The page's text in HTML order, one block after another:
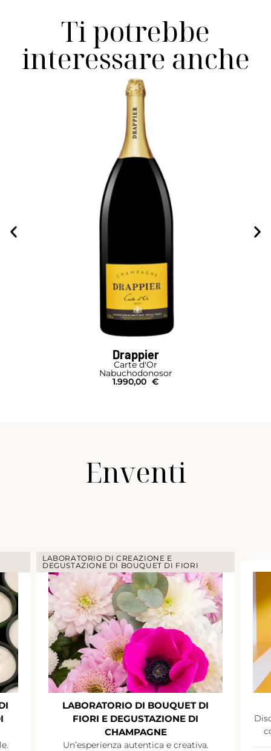
Ti potrebbe
interessare anche
Drappier
Carte d'Or
Nabuchodonosor
1.990,00 €
Enventi
LABORATORIO DI CREAZIONE E
DEGUSTAZIONE DI BOUQUET DI FIORI
LABORATORIO DI BOUQUET DI
FIORI E DEGUSTAZIONE DI
CHAMPAGNE
Un’esperienza autentica e creativa.